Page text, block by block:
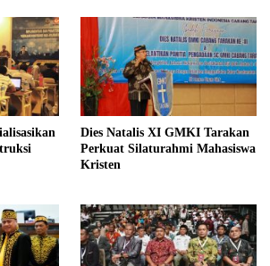
Dies Natalis XI GMKI Tarakan
Perkuat Silaturahmi Mahasiswa
Kristen